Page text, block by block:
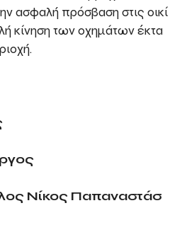
ασφαλή πρόσβαση στις οικί
κίνηση των οχημάτων έκτα
Νίκος Παπαναστάσ